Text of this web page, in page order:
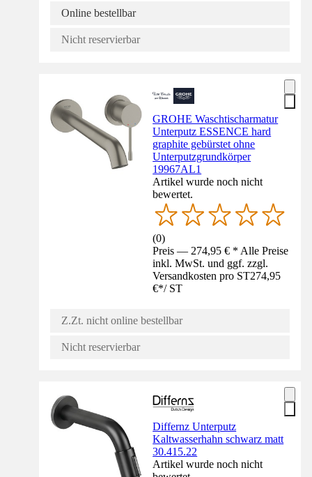
Online bestellbar
Nicht reservierbar
GROHE Waschtischarmatur
Unterputz ESSENCE hard
graphite gebürstet ohne
Unterputzgrundkörper
19967AL1
Artikel wurde noch nicht
bewertet.
(0)
Preis — 274,95 € * Alle Preise
inkl. MwSt. und ggf. zzgl.
Versandkosten pro ST274,95
€*/ ST
Z.Zt. nicht online bestellbar
Nicht reservierbar
Differnz Unterputz
Kaltwasserhahn schwarz matt
30.415.22
Artikel wurde noch nicht